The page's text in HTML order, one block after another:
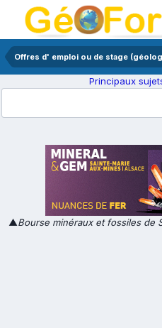
Principaux
▲Bourse minéraux et fossiles de